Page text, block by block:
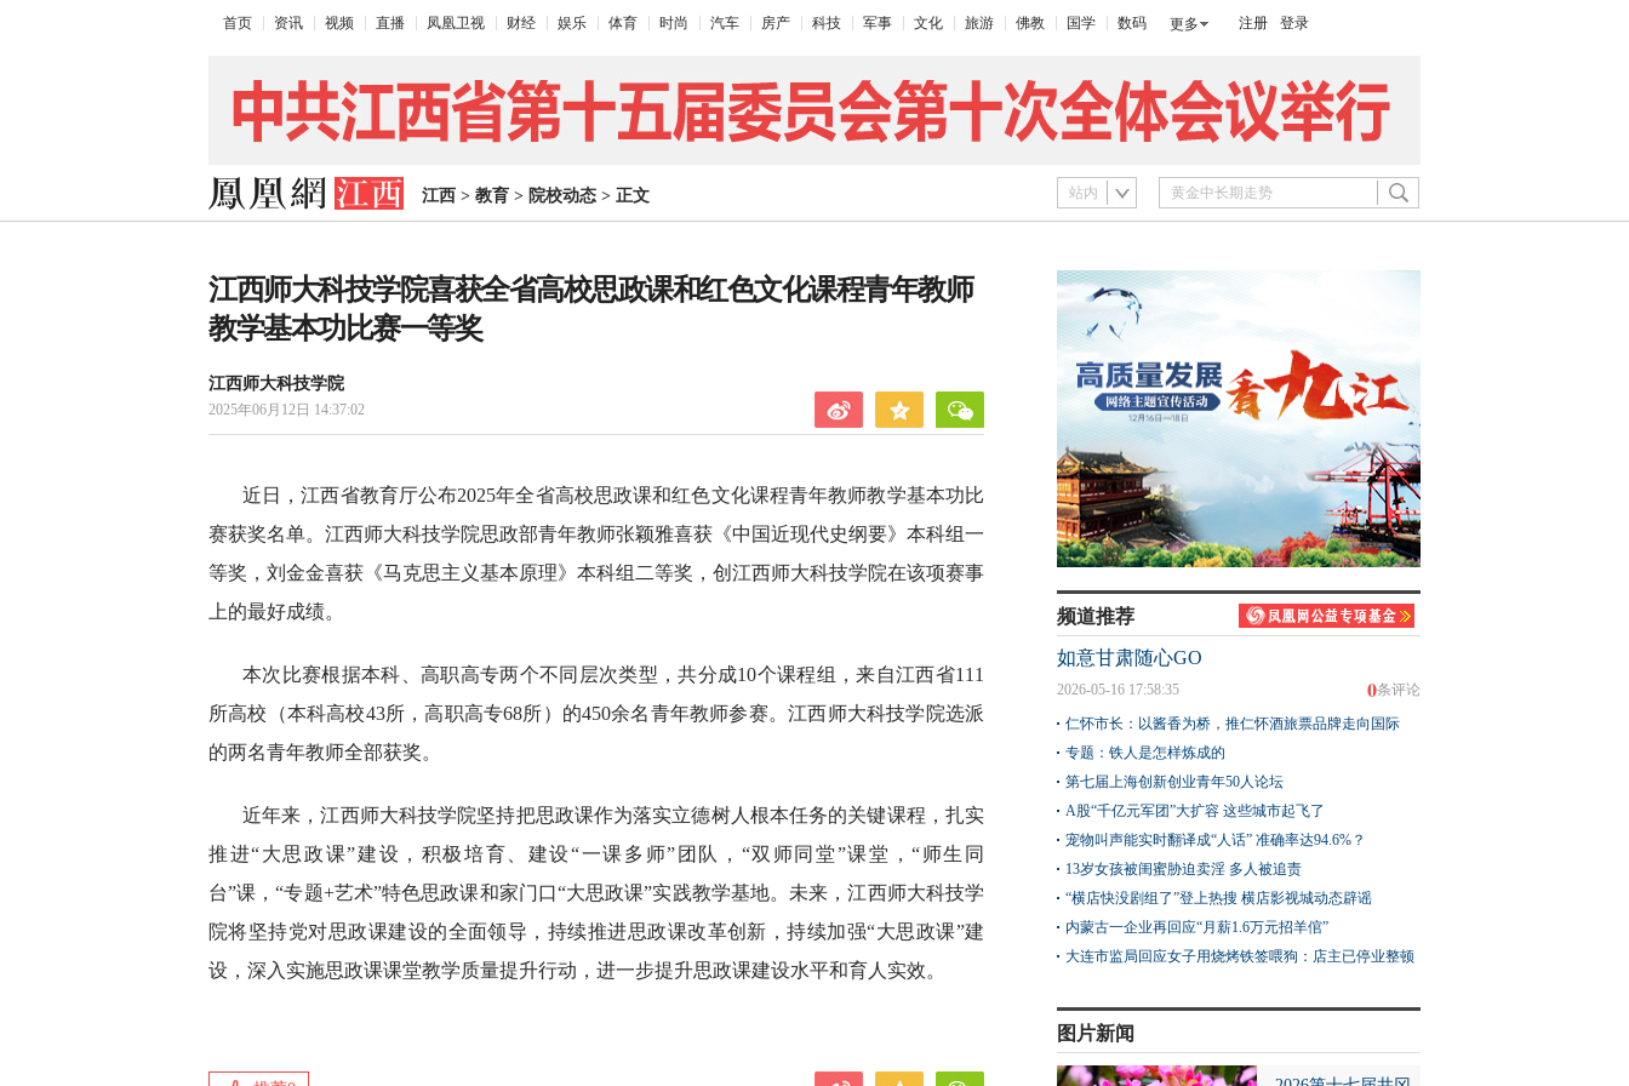
首页 资讯 视频 直播 凤凰卫视 财经 娱乐 体育 时尚 汽车 房产 科技 军事 文化 旅游 佛教 国学 数码 更多 注册 登录
江西 > 教育 > 院校动态 > 正文 站内
江西师大科技学院喜获全省高校思政课和红色文化课程青年教师
教学基本功比赛一等奖
江西师大科技学院
2025年06月12日 14:37:02
近日，江西省教育厅公布2025年全省高校思政课和红色文化课程青年教师教学基本功比
赛获奖名单。江西师大科技学院思政部青年教师张颖雅喜获《中国近现代史纲要》本科组一
等奖，刘金金喜获《马克思主义基本原理》本科组二等奖，创江西师大科技学院在该项赛事
上的最好成绩。
本次比赛根据本科、高职高专两个不同层次类型，共分成10个课程组，来自江西省111
所高校（本科高校43所，高职高专68所）的450余名青年教师参赛。江西师大科技学院选派
的两名青年教师全部获奖。
近年来，江西师大科技学院坚持把思政课作为落实立德树人根本任务的关键课程，扎实
推进“大思政课”建设，积极培育、建设“一课多师”团队，“双师同堂”课堂，“师生同
台”课，“专题+艺术”特色思政课和家门口“大思政课”实践教学基地。未来，江西师大科技学
院将坚持党对思政课建设的全面领导，持续推进思政课改革创新，持续加强“大思政课”建
设，深入实施思政课课堂教学质量提升行动，进一步提升思政课建设水平和育人实效。
频道推荐
如意甘肃随心GO
0条评论
2026-05-16 17:58:35
仁怀市长：以酱香为桥，推仁怀酒旅票品牌走向国际
专题：铁人是怎样炼成的
第七届上海创新创业青年50人论坛
A股“千亿元军团”大扩容 这些城市起飞了
宠物叫声能实时翻译成“人话” 准确率达94.6%？
13岁女孩被闺蜜胁迫卖淫 多人被追责
“横店快没剧组了”登上热搜 横店影视城动态辟谣
内蒙古一企业再回应“月薪1.6万元招羊倌”
大连市监局回应女子用烧烤铁签喂狗：店主已停业整顿
图片新闻